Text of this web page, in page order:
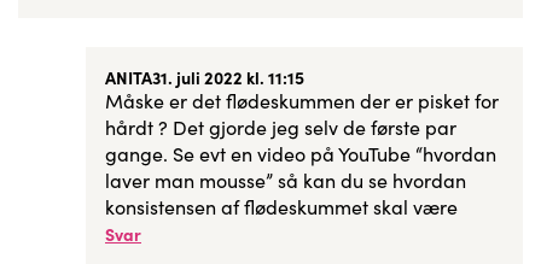
ANITA31. juli 2022 kl. 11:15
Måske er det flødeskummen der er pisket for
hårdt ? Det gjorde jeg selv de første par
gange. Se evt en video på YouTube “hvordan
laver man mousse” så kan du se hvordan
konsistensen af flødeskummet skal være
Svar